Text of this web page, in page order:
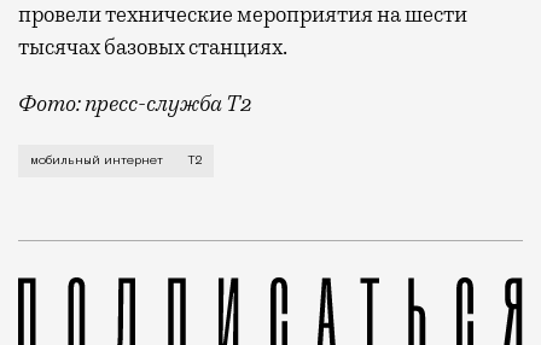
провели технические мероприятия на шести
тысячах базовых станциях.
Фото: пресс-служба Т2
Мобильный оператор Т2 завершил работы по
мобильный интернет Т2